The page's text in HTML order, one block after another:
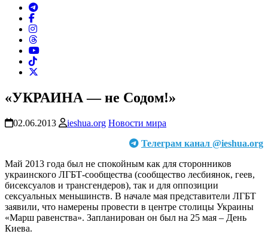
«УКРАИНА — не Содом!»
02.06.2013 ieshua.org Новости мира
Телеграм канал @ieshua.org
Май 2013 года был не спокойным как для сторонников
украинского ЛГБТ-сообщества (сообщество лесбиянок, геев,
бисексуалов и трансгендеров), так и для оппозиции
сексуальных меньшинств. В начале мая представители ЛГБТ
заявили, что намерены провести в центре столицы Украины
«Марш равенства». Запланирован он был на 25 мая – День
Киева.